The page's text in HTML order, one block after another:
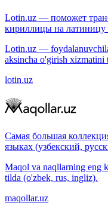
Lotin.uz — поможет
кириллицы на латиницу
Lotin.uz —
aksincha o'girish xizmatini
lotin.uz
Самая большая
языках (узбекский,
Maqol va naqllarning eng
tilda (o'zbek, rus, ingliz).
maqollar.uz